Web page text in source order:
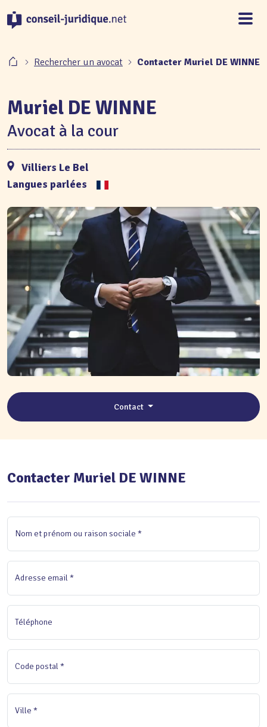
Rechercher un avocat Contacter Muriel DE WINNE
Muriel DE WINNE
Avocat à la cour
Villiers Le Bel
Langues parlées
Contact
Contacter Muriel DE WINNE
Nom et prénom ou raison sociale *
Adresse email *
Téléphone
Code postal *
Ville *